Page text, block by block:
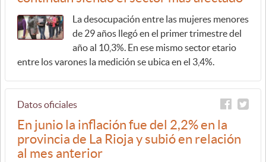
La desocupación entre las mujeres menores
de 29 años llegó en el primer trimestre del
año al 10,3%. En ese mismo sector etario
entre los varones la medición se ubica en el 3,4%.
Datos oficiales
En junio la inflación fue del 2,2% en la
provincia de La Rioja y subió en relación
al mes anterior